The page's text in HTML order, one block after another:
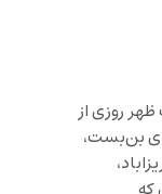
روزی از
بن‌بست،